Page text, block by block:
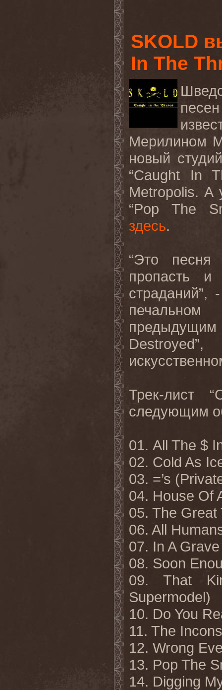
SKOLD
In The
Мерилином
новый
“Caught In
Metropolis. А
“Pop The
здесь.
“Это песня
пропасть
страданий”,
Destroyed”,
Трек-лист
следующим
01. All The $
02. Cold As
03. =’s
04. House Of
05. The Great
06. All
07. In A
08. Soon
09. That
Supermodel)
10. Do You
11. The
12. Wrong
13. Pop The
14. Digging